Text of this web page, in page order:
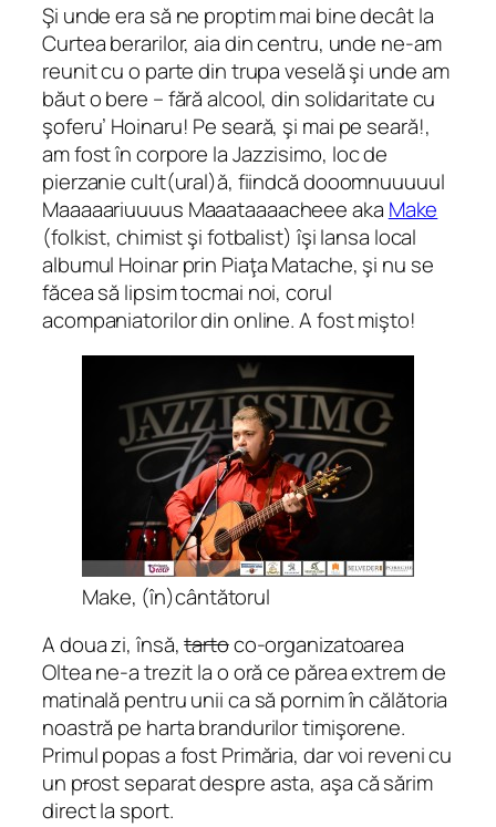
Şi unde era să ne proptim mai bine decât la
Curtea berarilor, aia din centru, unde ne-am
reunit cu o parte din trupa veselă şi unde am
băut o bere – fără alcool, din solidaritate cu
şoferu’ Hoinaru! Pe seară, şi mai pe seară!,
am fostîn corpore la Jazzisimo, loc de
pierzanie cult(ural)ă, fiindcă dooomnuuuuul
Maaaaariuuuus Maaataaaacheee aka Make
(folkist, chimist şi fotbalist) îşi lansa local
albumul Hoinar prin Piaţa Matache, şi nu se
făcea să lipsim tocmai noi, corul
acompaniatorilor din online. A fost mişto!
Make, (în)cântătorul
A doua zi, însă,tartoco-organizatoarea
Oltea ne-a trezit la o oră ce părea extrem de
matinală pentru unii ca să pornim în călătoria
noastră pe harta brandurilor timişorene.
Primul popas a fost Primăria, dar voi reveni cu
un prost separat despre asta, aşa că sărim
direct la sport.